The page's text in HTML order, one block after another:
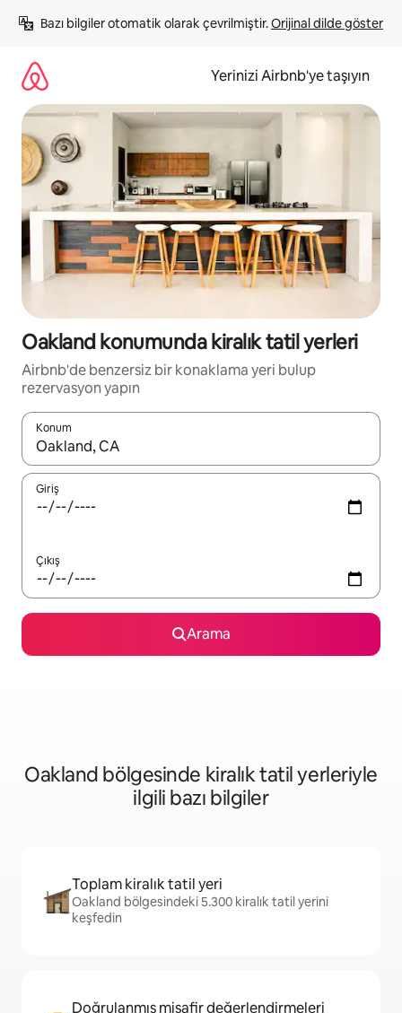
atla
Bazı bilgiler otomatik olarak çevrilmiştir. Orijinal dilde göster
Yerinizi Airbnb'ye taşıyın
Oakland konumunda kiralık tatil yerleri
Airbnb'de benzersiz bir konaklama yeri bulup
rezervasyon yapın
Konum
Sonuçlar kullanılabilir olduğunda yukarı ve aşağı oklarıyla
Giriş
Çıkış
Arama
Oakland bölgesinde kiralık tatil yerleriyle
ilgili bazı bilgiler
Toplam kiralık tatil yeri
Oakland bölgesindeki 5.300 kiralık tatil yerini
keşfedin
Doğrulanmış misafir değerlendirmeleri